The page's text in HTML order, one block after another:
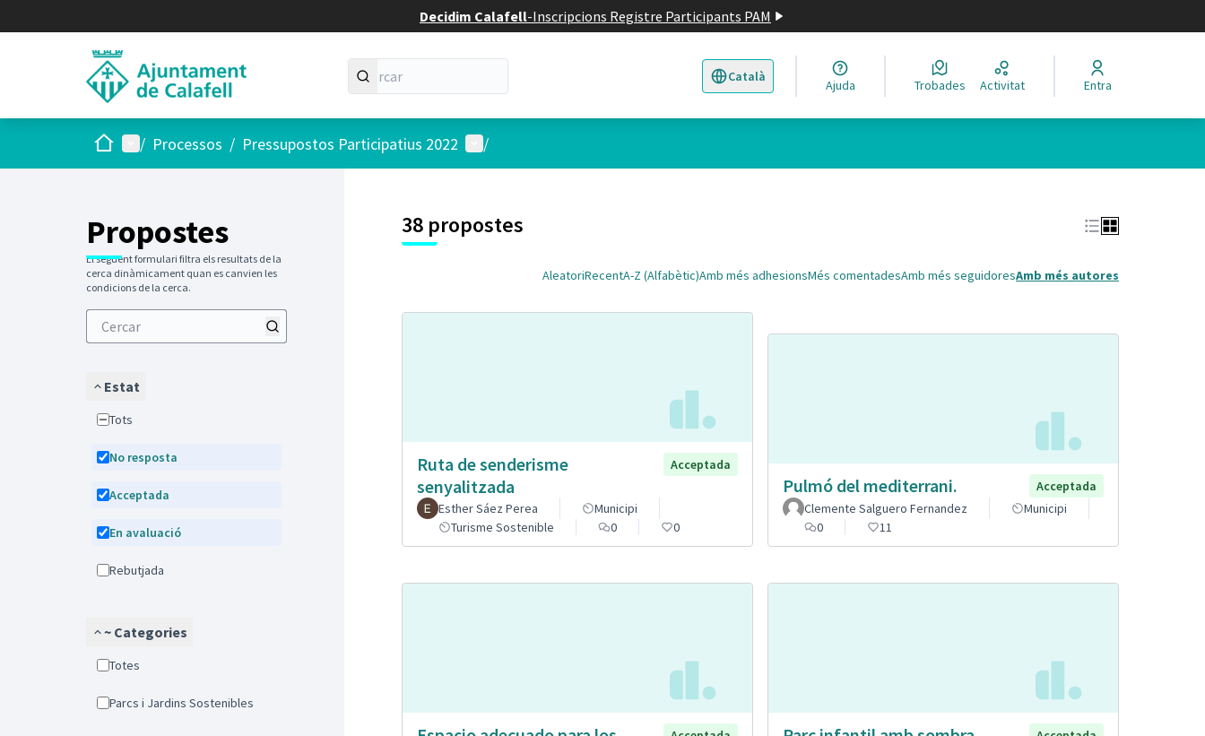
Decidim Calafell-Inscripcions Registre Participants PAM
Català
Triar la llengua Elegir el idioma
Ajuda Trobades Activitat Entra
Inici Menú principal
/ Processos / Pressupostos Participatius 2022 Menú d'usuari
/
Propostes
El següent formulari filtra els resultats de la
cerca dinàmicament quan es canvien les
condicions de la cerca.
Estat
Tots
No resposta
Acceptada
En avaluació
Rebutjada
~ Categories
Totes
Parcs i Jardins Sostenibles
38 propostes
AleatoriRecentA-Z (Alfabètic)Amb més adhesionsMés comentadesAmb més seguidoresAmb més autores
Ruta de senderisme
senyalitzada
Acceptada
Esther Sáez Perea
Municipi
Turisme Sostenible
0 0
Pulmó del mediterrani.
Acceptada
Clemente Salguero Fernandez
Municipi
0
11